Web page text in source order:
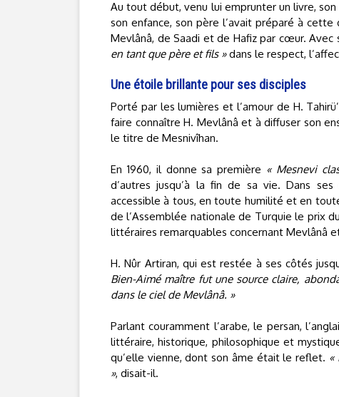
Au tout début, venu lui emprunter un livre,
son enfance, son père l’avait préparé à
Mevlânâ, de Saadi et de Hafiz par cœur. Avec
en tant que père et fils »dans le respect,
Une étoile brillante pour ses disciples
Porté par les lumières et l’amour de H.
faire connaître H. Mevlânâ et à diffuser son
le titre de Mesnivîhan.
En 1960, il donne sa première « Mesnevi
d’autres jusqu’à la fin de sa vie. Dans
accessible à tous, en toute humilité et en
de l’Assemblée nationale de Turquie le prix
littéraires remarquables concernant Mevlânâ
H. Nûr Artiran, qui est restée à ses côtés
Bien-Aimé maître fut une source claire,
dans le ciel de Mevlânâ. »
Parlant couramment l’arabe, le persan,
littéraire, historique, philosophique et
qu’elle vienne, dont son âme était le reflet. «
», disait-il.